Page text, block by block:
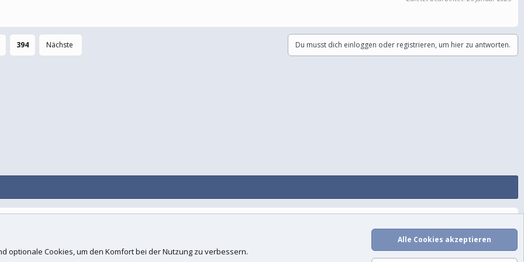
394 Nächste Du musst dich einloggen oder registrieren, um hier zu antworten.
S
Inc.
optionale Cookies, um den Komfort bei der Nutzung zu verbessern.
Alle Cookies akzeptieren